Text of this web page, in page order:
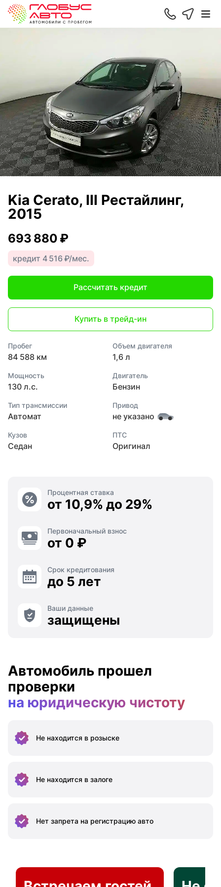
Kia Cerato, III Рестайлинг,
2015
693 880 ₽
кредит 4 516 ₽/мес.
Рассчитать кредит
Купить в трейд-ин
Пробег
84 588 км
Объем двигателя
1,6 л
Мощность
130 л.с.
Двигатель
Бензин
Тип трансмиссии
Автомат
Привод
не указано
Кузов
Седан
ПТС
Оригинал
Процентная ставка
от 10,9% до 29%
Первоначальный взнос
от 0 ₽
Срок кредитования
до 5 лет
Ваши данные
защищены
Автомобиль прошел
проверки
на юридическую чистоту
Не находится в розыске
Не находится в залоге
Нет запрета на регистрацию авто